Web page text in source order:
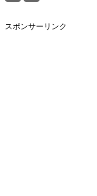
スポンサーリンク